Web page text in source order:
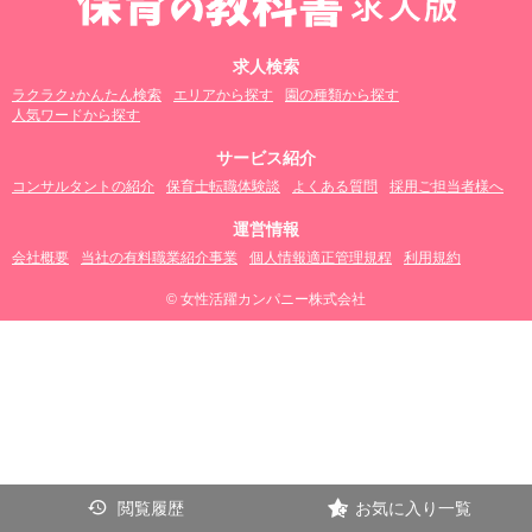
求人検索
ラクラク♪かんたん検索 エリアから探す
園の種類から探す
人気ワードから探す
サービス紹介
コンサルタントの紹介 保育士転職体験談 よくある質問 採用ご担当者様へ
運営情報
会社概要 当社の有料職業紹介事業 個人情報適正管理規程 利用規約
© 女性活躍カンパニー株式会社
閲覧履歴 お気に入り一覧